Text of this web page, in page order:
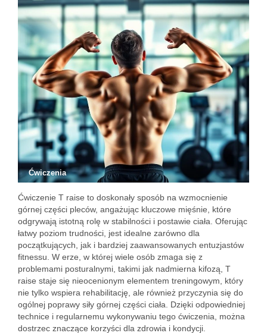
Ćwiczenia
Ćwiczenie T raise to doskonały sposób na wzmocnienie
górnej części pleców, angażując kluczowe mięśnie, które
odgrywają istotną rolę w stabilności i postawie ciała. Oferując
łatwy poziom trudności, jest idealne zarówno dla
początkujących, jak i bardziej zaawansowanych entuzjastów
fitnessu. W erze, w której wiele osób zmaga się z
problemami posturalnymi, takimi jak nadmierna kifozą, T
raise staje się nieocenionym elementem treningowym, który
nie tylko wspiera rehabilitację, ale również przyczynia się do
ogólnej poprawy siły górnej części ciała. Dzięki odpowiedniej
technice i regularnemu wykonywaniu tego ćwiczenia, można
dostrzec znaczące korzyści dla zdrowia i kondycji.